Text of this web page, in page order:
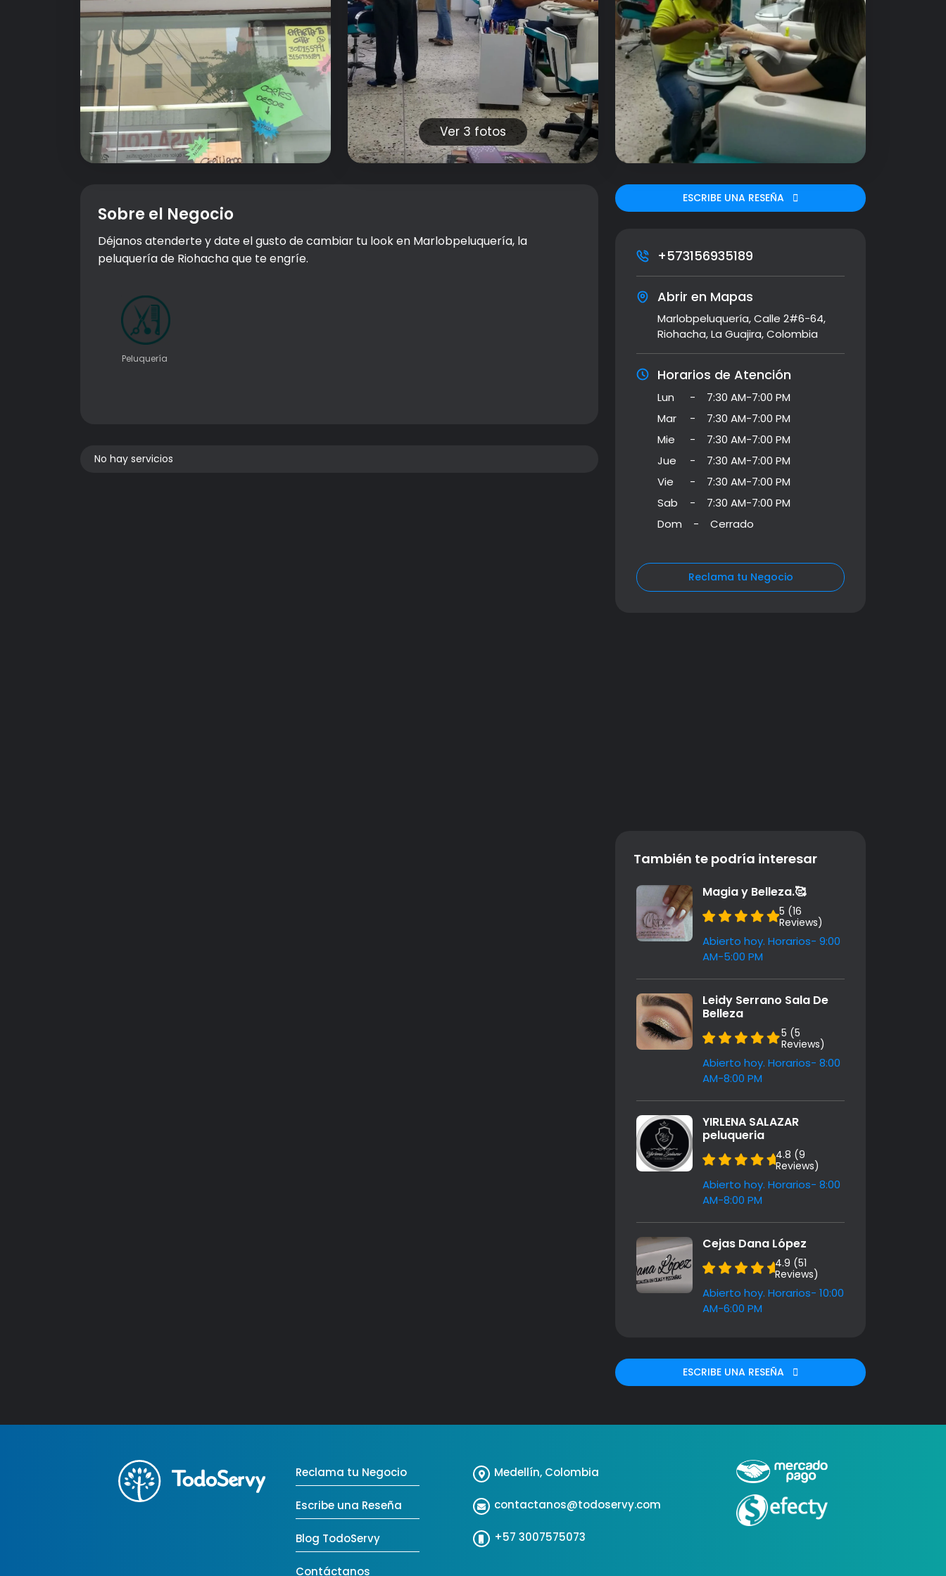
Ver 3 fotos
Sobre el Negocio
Déjanos atenderte y date el gusto de cambiar tu look en Marlobpeluquería, la
peluquería de Riohacha que te engríe.
Peluquería ㅤ
No hay servicios
ESCRIBE UNA RESEÑA
+573156935189
Abrir en Mapas
Marlobpeluquería, Calle 2#6-64,
Riohacha, La Guajira, Colombia
Horarios de Atención
Lun -
7:30 AM-7:00 PM
Mar
-
7:30 AM-7:00 PM
Mie
-
7:30 AM-7:00 PM
Jue
-
7:30 AM-7:00 PM
Vie
-
7:30 AM-7:00 PM
Sab
-
7:30 AM-7:00 PM
Dom
- Cerrado
Reclama tu Negocio
También te podría interesar
Magia y Belleza.🥰
5 (16
Reviews)
Abierto hoy. Horarios- 9:00
AM-5:00 PM
Leidy Serrano Sala De
Belleza
5 (5
Reviews)
Abierto hoy. Horarios- 8:00
AM-8:00 PM
YIRLENA SALAZAR
peluqueria
4.8 (9
Reviews)
Abierto hoy. Horarios- 8:00
AM-8:00 PM
Cejas Dana López
4.9 (51
Reviews)
Abierto hoy. Horarios- 10:00
AM-6:00 PM
ESCRIBE UNA RESEÑA
Reclama tu Negocio
Escribe una Reseña
Blog TodoServy
Contáctanos
Medellín, Colombia
contactanos@todoservy.com
+57 3007575073